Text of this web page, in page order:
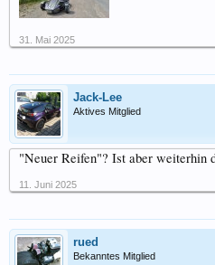
31. Mai 2025
Jack-Lee
Aktives Mitglied
"Neuer Reifen"? Ist aber weiterhin
11. Juni 2025
rued
Bekanntes Mitglied